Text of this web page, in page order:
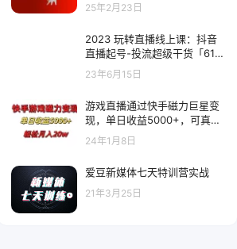
25年2月23日
2023 玩转直播线上课：抖音
直播起号-投流超级干货「61
节实战课」
23年6月15日
游戏直播通过快手磁力巨星变
现，单日收益5000+，可真人
无人，稳定项目
24年1月8日
爱豆新媒体七天特训营实战
21年3月25日